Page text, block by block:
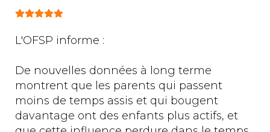
Vote utilisateur:
L'OFSP informe :
De nouvelles données à long terme
montrent que les parents qui passent
moins de temps assis et qui bougent
davantage ont des enfants plus actifs, et